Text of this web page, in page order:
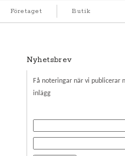
Företaget Butik
Nyhetsbrev
Få noteringar när vi publicerar
inlägg